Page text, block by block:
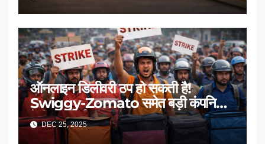
ऑनलाइन डिलीवरी ठप हो सकती है!
Swiggy-Zomato समेत बड़ी कंपनियों
में गिग वर्कर्स की हड़ताल का ऐलान
DEC 25, 2025